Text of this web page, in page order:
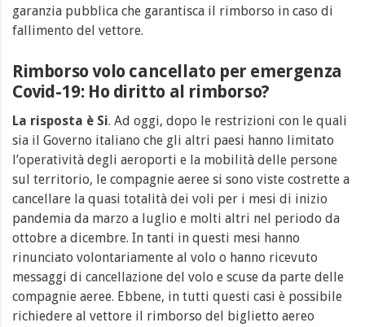
garanzia pubblica che garantisca il rimborso in caso di
fallimento del vettore.
Rimborso volo cancellato per emergenza
Covid-19: Ho diritto al rimborso?
La risposta è Si. Ad oggi, dopo le restrizioni con le quali
sia il Governo italiano che gli altri paesi hanno limitato
l’operatività degli aeroporti e la mobilità delle persone
sul territorio, le compagnie aeree si sono viste costrette a
cancellare la quasi totalità dei voli per i mesi di inizio
pandemia da marzo a luglio e molti altri nel periodo da
ottobre a dicembre. In tanti in questi mesi hanno
rinunciato volontariamente al volo o hanno ricevuto
messaggi di cancellazione del volo e scuse da parte delle
compagnie aeree. Ebbene, in tutti questi casi è possibile
richiedere al vettore il rimborso del biglietto aereo